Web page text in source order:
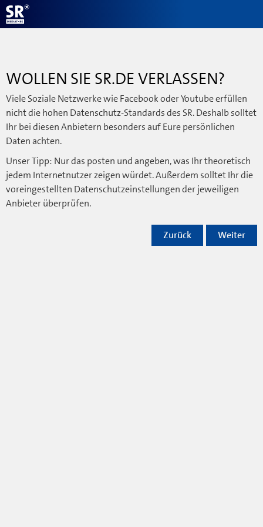
WOLLEN SIE SR.DE VERLASSEN?
Viele Soziale Netzwerke wie Facebook oder Youtube erfüllen
nicht die hohen Datenschutz-Standards des SR. Deshalb solltet
Ihr bei diesen Anbietern besonders auf Eure persönlichen
Daten achten.
Unser Tipp: Nur das posten und angeben, was Ihr theoretisch
jedem Internetnutzer zeigen würdet. Außerdem solltet Ihr die
voreingestellten Datenschutzeinstellungen der jeweiligen
Anbieter überprüfen.
Weiter
Zurück